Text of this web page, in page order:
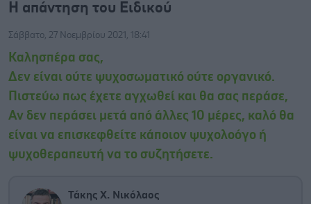
Η απάντηση του Ειδικού
Σάββατο, 27 Νοεμβρίου 2021, 18:41
Καλησπέρα σας,
Δεν είναι ούτε ψυχοσωματικό ούτε οργανικό.
Πιστεύω πως έχετε αγχωθεί και θα σας περάσε,
Αν δεν περάσει μετά από άλλες 10 μέρες, καλό θα
είναι να επισκεφθείτε κάποιον ψυχολοόγο ή
ψυχοθεραπευτή να το συζητήσετε.
Τάκης Χ. Νικόλαος